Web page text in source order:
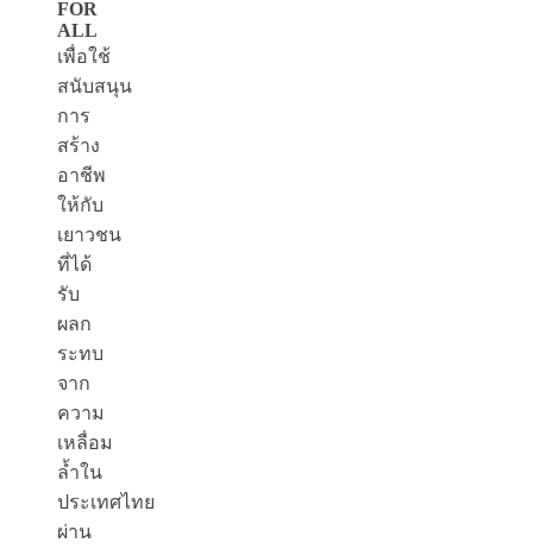
FOR
ALL
เพื่อใช้
สนับสนุน
การ
สร้าง
อาชีพ
ให้กับ
เยาวชน
ที่ได้
รับ
ผลก
ระทบ
จาก
ความ
เหลื่อม
ล้ำใน
ประเทศไทย
ผ่าน